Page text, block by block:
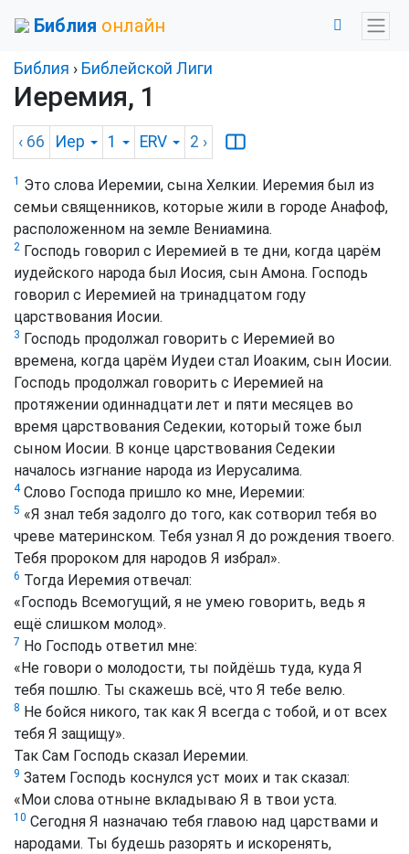
Библия онлайн
Библия › Библейской Лиги
Иеремия, 1
‹ 66 Иер 1 ERV 2 ›
1 Это слова Иеремии, сына Хелкии. Иеремия был из
семьи священников, которые жили в городе Анафоф,
расположенном на земле Вениамина.
2 Господь говорил с Иеремией в те дни, когда царём
иудейского народа был Иосия, сын Амона. Господь
говорил с Иеремией на тринадцатом году
царствования Иосии.
3 Господь продолжал говорить с Иеремией во
времена, когда царём Иудеи стал Иоаким, сын Иосии.
Господь продолжал говорить с Иеремией на
протяжении одиннадцати лет и пяти месяцев во
время царствования Седекии, который тоже был
сыном Иосии. В конце царствования Седекии
началось изгнание народа из Иерусалима.
4Слово Господа пришло ко мне, Иеремии:
5 «Я знал тебя задолго до того, как сотворил тебя во
чреве материнском. Тебя узнал Я до рождения твоего.
Тебя пророком для народов Я избрал».
6 Тогда Иеремия отвечал:
«Господь Всемогущий, я не умею говорить, ведь я
ещё слишком молод».
7 Но Господь ответил мне:
«Не говори о молодости, ты пойдёшь туда, куда Я
тебя пошлю. Ты скажешь всё, что Я тебе велю.
8 Не бойся никого, так как Я всегда с тобой, и от всех
тебя Я защищу».
Так Сам Господь сказал Иеремии.
9 Затем Господь коснулся уст моих и так сказал:
«Мои слова отныне вкладываю Я в твои уста.
10 Сегодня Я назначаю тебя главою над царствами и
народами. Ты будешь разорять и искоренять,